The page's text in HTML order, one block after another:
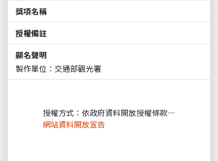
獎項名稱
授權備註
顯名聲明
製作單位：交通部觀光署
授權方式：依政府資料開放授權條款—
網站資料開放宣告